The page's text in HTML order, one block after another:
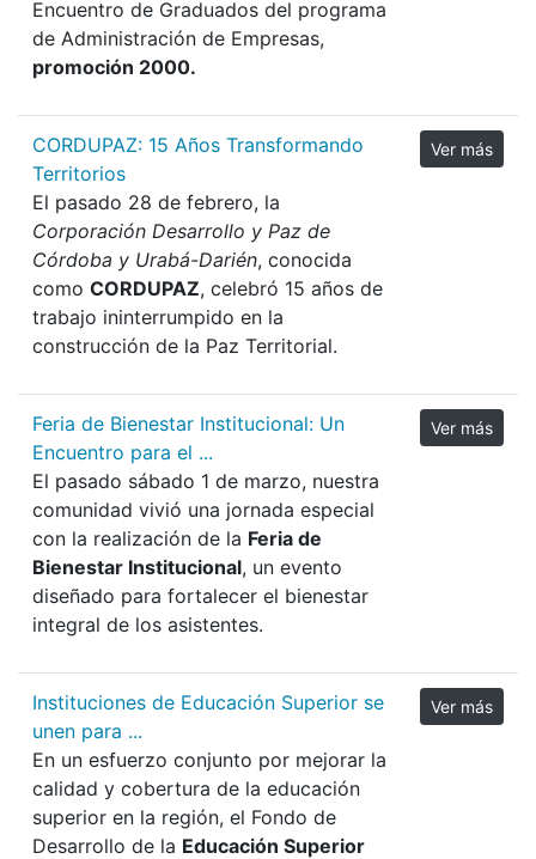
Encuentro de Graduados del programa
de Administración de Empresas,
promoción 2000.
CORDUPAZ: 15 Años Transformando
Territorios
El pasado 28 de febrero, la
Corporación Desarrollo y Paz de
Córdoba y Urabá-Darién, conocida
como CORDUPAZ, celebró 15 años de
trabajo ininterrumpido en la
construcción de la Paz Territorial.
Ver más
Feria de Bienestar Institucional: Un
Encuentro para el ...
El pasado sábado 1 de marzo, nuestra
comunidad vivió una jornada especial
con la realización de la Feria de
Bienestar Institucional, un evento
diseñado para fortalecer el bienestar
integral de los asistentes.
Ver más
Instituciones de Educación Superior se
unen para ...
En un esfuerzo conjunto por mejorar la
calidad y cobertura de la educación
superior en la región, el Fondo de
Desarrollo de la Educación Superior
Ver más